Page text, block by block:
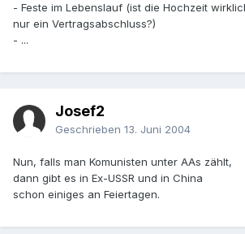
- Feste im Lebenslauf (ist die Hochzeit
nur ein Vertragsabschluss?)
- ...
Josef2
Geschrieben 13. Juni 2004
Nun, falls man Komunisten unter AAs zählt,
dann gibt es in Ex-USSR und in China
schon einiges an Feiertagen.